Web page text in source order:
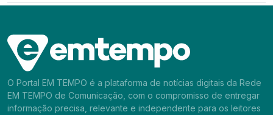
O Portal EM TEMPO é a plataforma de notícias digitais da Rede
EM TEMPO de Comunicação, com o compromisso de entregar
informação precisa, relevante e independente para os leitores